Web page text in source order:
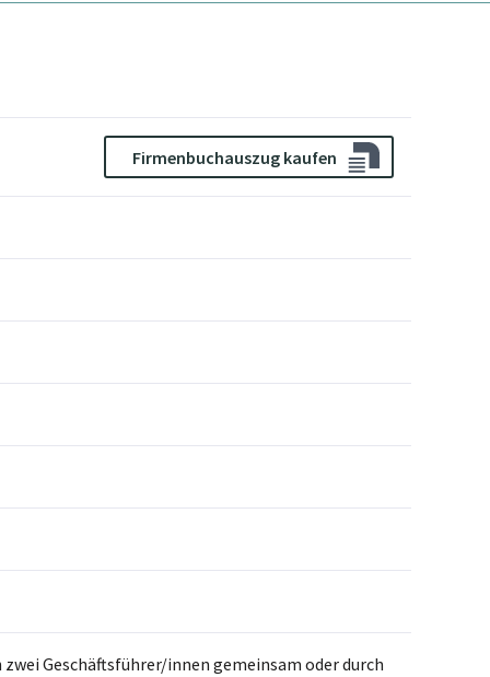
Firmenbuchauszug kaufen
Geschäftsführer/innen gemeinsam oder durch